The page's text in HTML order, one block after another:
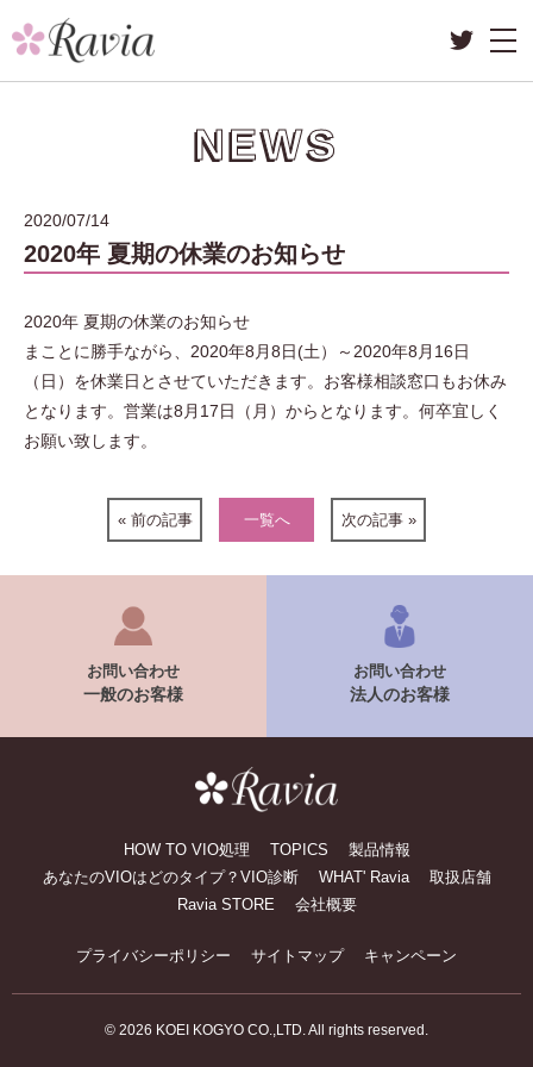
NEWS
2020/07/14
2020年 夏期の休業のお知らせ
2020年 夏期の休業のお知らせ
まことに勝手ながら、2020年8月8日(土）～2020年8月16日
（日）を休業日とさせていただきます。お客様相談窓口もお休み
となります。営業は8月17日（月）からとなります。何卒宜しく
お願い致します。
« 前の記事 一覧へ 次の記事 »
お問い合わせ
一般のお客様
お問い合わせ
法人のお客様
HOW TO VIO処理 TOPICS
製品情報
あなたのVIOはどのタイプ？VIO診断
WHAT' Ravia
取扱店舗
Ravia STORE
会社概要
プライバシーポリシー サイトマップ キャンペーン
© 2026 KOEI KOGYO CO.,LTD. All rights reserved.